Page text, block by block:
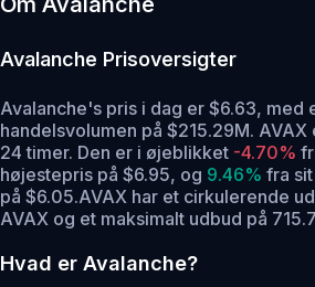
Avalanche Prisoversigter
Avalanche's pris i dag er $6.63, med
handelsvolumen på $215.29M. AVAX
24 timer. Den er i øjeblikket -4.70%
højestepris på $6.95, og 9.46% fra
på $6.05.AVAX har et cirkulerende
AVAX og et maksimalt udbud på
Hvad er Avalanche?